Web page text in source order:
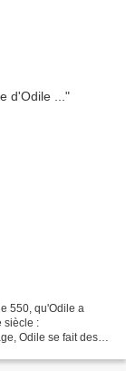
550, qu'Odile a
siècle :
Odile se fait des